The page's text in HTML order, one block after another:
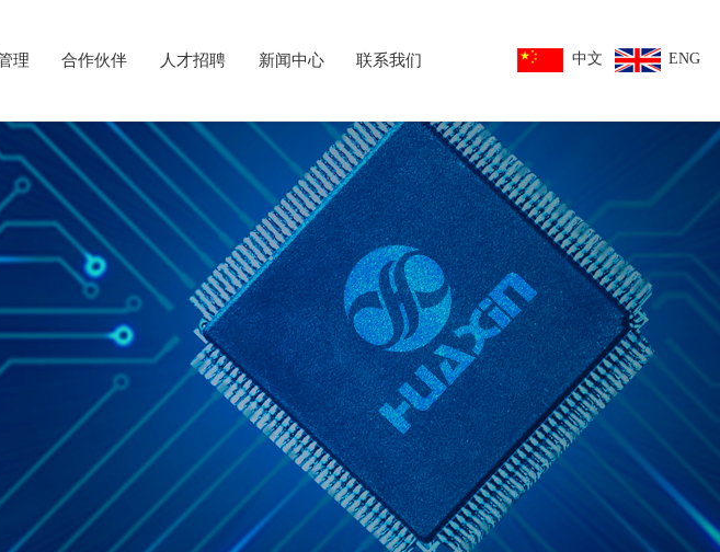
理 合作伙伴 人才招聘 新闻中心 联系我们 中文 ENG